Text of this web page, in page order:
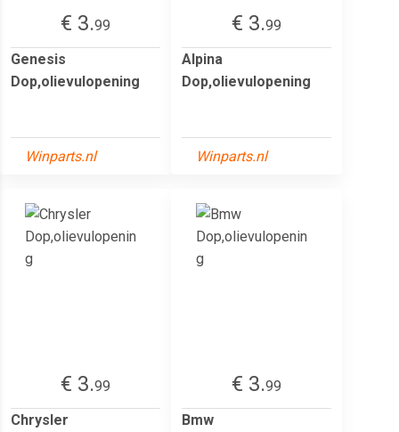
€ 3.99
Genesis
Dop,olievulopening
Winparts.nl
€ 3.99
Alpina
Dop,olievulopening
Winparts.nl
€ 3.99
Chrysler
€ 3.99
Bmw